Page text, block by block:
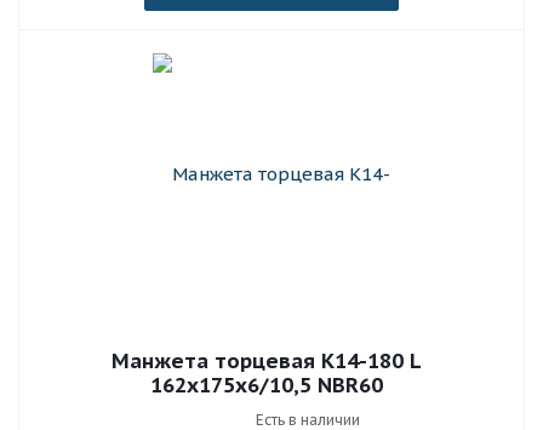
Манжета торцевая К14-180 L
162x175x6/10,5 NBR60
Есть в наличии